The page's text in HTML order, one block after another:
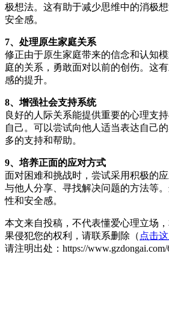
极想法。这有助于减少思维中的消极
安全感。
7、处理原生家庭关系
修正由于原生家庭带来的信念和认知
庭的关系，勇敢面对以前的创伤。这
感的提升。
8、增强社会支持系统
良好的人际关系能提供重要的心理支
自己。可以尝试向他人适当表达自己
多的支持和帮助。
9、培养正面的应对方式
面对困难和挑战时，尝试采用积极的应
与他人分享、寻找解决问题的方法等
性和安全感。
本文来自投稿，不代表懂爱心理立场
果侵犯您的权利，请联系删除（ 点击
请注明出处：https://www.gzdongai.com/